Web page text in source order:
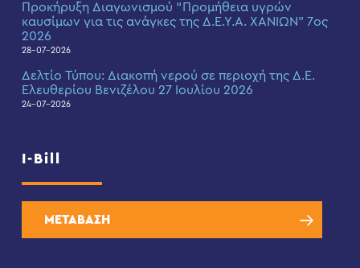
Προκήρυξη Διαγωνισμού “Προμήθεια υγρών
καυσίμων για τις ανάγκες της Δ.Ε.Υ.Α. ΧΑΝΙΩΝ” 7ος
2026
28-07-2026
Δελτίο Τύπου: Διακοπή νερού σε περιοχή της Δ.Ε.
Ελευθερίου Βενιζέλου 27 Ιουλίου 2026
24-07-2026
I-Bill
ΜΕΤΑΒΑΣΗ